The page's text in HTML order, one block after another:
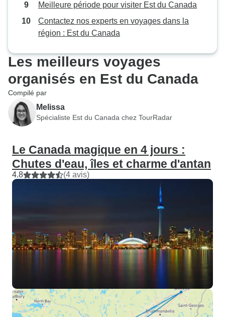
Meilleure période pour visiter Est du Canada
Contactez nos experts en voyages dans la
région : Est du Canada
Les meilleurs voyages
organisés en Est du Canada
Compilé par
Melissa
Spécialiste Est du Canada chez TourRadar
Le Canada magique en 4 jours :
Chutes d'eau, îles et charme d'antan
4.8 (4 avis)